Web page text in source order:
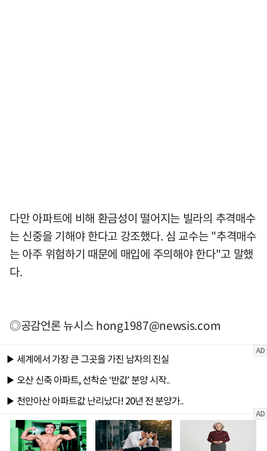
다만 아파트에 비해 환금성이 떨어지는 빌라의 추격매수
는 신중을 기해야 한다고 강조했다. 심 교수는 "추격매수
는 아주 위험하기 때문에 매입에 주의해야 한다"고 말했
다.
◎공감언론 뉴시스hong1987@newsis.com